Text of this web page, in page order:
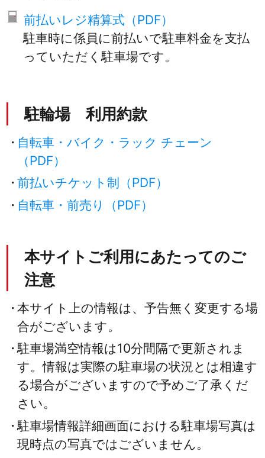
前払いレジ精算式（PDF）
駐車時に係員に前払いで駐車料金を支払
っていただく駐車場です。
駐輪場 利用約款
自転車・バイク・ラック チェーン
（PDF）
前払いチケット制（PDF）
自転車・前売り（PDF）
本サイトご利用にあたってのご
注意
本サイト上の情報は、予告無く変更する場
合がございます。
駐車場満空情報は10分間隔で更新されま
す。情報は実際の駐車場の状況とは相違す
る場合がございますので予めご了承くだ
さい。
駐車場情報詳細画面における駐車場写真は
現時点の写真ではございません。